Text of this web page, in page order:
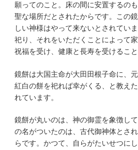
願ってのこと。床の間に安置するの
聖な場所だとされたからです。この
しい神様はやって来ないとされていま
祀り、それをいただくことによって
祝福を受け、健康と長寿を受けること
鏡餅は大国主命が大田田根子命に、
紅白の餅を祀れば幸がくる、と教え
れています。
鏡餅が丸いのは、神の御霊を象徴して
の名がついたのは、古代御神体とさ
らです。かつて、自らがたいせつに